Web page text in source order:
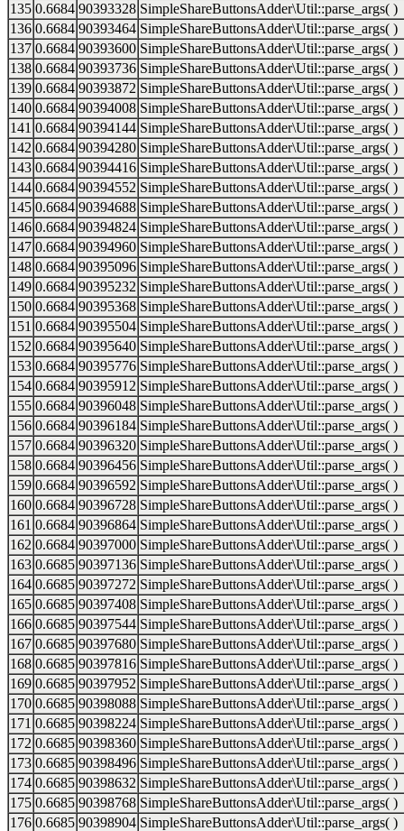
135 0.6684 90393328 SimpleShareButtonsAdder\Util::parse_args( )
136 0.6684 90393464 SimpleShareButtonsAdder\Util::parse_args( )
137 0.6684 90393600 SimpleShareButtonsAdder\Util::parse_args( )
138 0.6684 90393736 SimpleShareButtonsAdder\Util::parse_args( )
139 0.6684 90393872 SimpleShareButtonsAdder\Util::parse_args( )
140 0.6684 90394008 SimpleShareButtonsAdder\Util::parse_args( )
141 0.6684 90394144 SimpleShareButtonsAdder\Util::parse_args( )
142 0.6684 90394280 SimpleShareButtonsAdder\Util::parse_args( )
143 0.6684 90394416 SimpleShareButtonsAdder\Util::parse_args( )
144 0.6684 90394552 SimpleShareButtonsAdder\Util::parse_args( )
145 0.6684 90394688 SimpleShareButtonsAdder\Util::parse_args( )
146 0.6684 90394824 SimpleShareButtonsAdder\Util::parse_args( )
147 0.6684 90394960 SimpleShareButtonsAdder\Util::parse_args( )
148 0.6684 90395096 SimpleShareButtonsAdder\Util::parse_args( )
149 0.6684 90395232 SimpleShareButtonsAdder\Util::parse_args( )
150 0.6684 90395368 SimpleShareButtonsAdder\Util::parse_args( )
151 0.6684 90395504 SimpleShareButtonsAdder\Util::parse_args( )
152 0.6684 90395640 SimpleShareButtonsAdder\Util::parse_args( )
153 0.6684 90395776 SimpleShareButtonsAdder\Util::parse_args( )
154 0.6684 90395912 SimpleShareButtonsAdder\Util::parse_args( )
155 0.6684 90396048 SimpleShareButtonsAdder\Util::parse_args( )
156 0.6684 90396184 SimpleShareButtonsAdder\Util::parse_args( )
157 0.6684 90396320 SimpleShareButtonsAdder\Util::parse_args( )
158 0.6684 90396456 SimpleShareButtonsAdder\Util::parse_args( )
159 0.6684 90396592 SimpleShareButtonsAdder\Util::parse_args( )
160 0.6684 90396728 SimpleShareButtonsAdder\Util::parse_args( )
161 0.6684 90396864 SimpleShareButtonsAdder\Util::parse_args( )
162 0.6684 90397000 SimpleShareButtonsAdder\Util::parse_args( )
163 0.6685 90397136 SimpleShareButtonsAdder\Util::parse_args( )
164 0.6685 90397272 SimpleShareButtonsAdder\Util::parse_args( )
165 0.6685 90397408 SimpleShareButtonsAdder\Util::parse_args( )
166 0.6685 90397544 SimpleShareButtonsAdder\Util::parse_args( )
167 0.6685 90397680 SimpleShareButtonsAdder\Util::parse_args( )
168 0.6685 90397816 SimpleShareButtonsAdder\Util::parse_args( )
169 0.6685 90397952 SimpleShareButtonsAdder\Util::parse_args( )
170 0.6685 90398088 SimpleShareButtonsAdder\Util::parse_args( )
171 0.6685 90398224 SimpleShareButtonsAdder\Util::parse_args( )
172 0.6685 90398360 SimpleShareButtonsAdder\Util::parse_args( )
173 0.6685 90398496 SimpleShareButtonsAdder\Util::parse_args( )
174 0.6685 90398632 SimpleShareButtonsAdder\Util::parse_args( )
175 0.6685 90398768 SimpleShareButtonsAdder\Util::parse_args( )
176 0.6685 90398904 SimpleShareButtonsAdder\Util::parse_args( )